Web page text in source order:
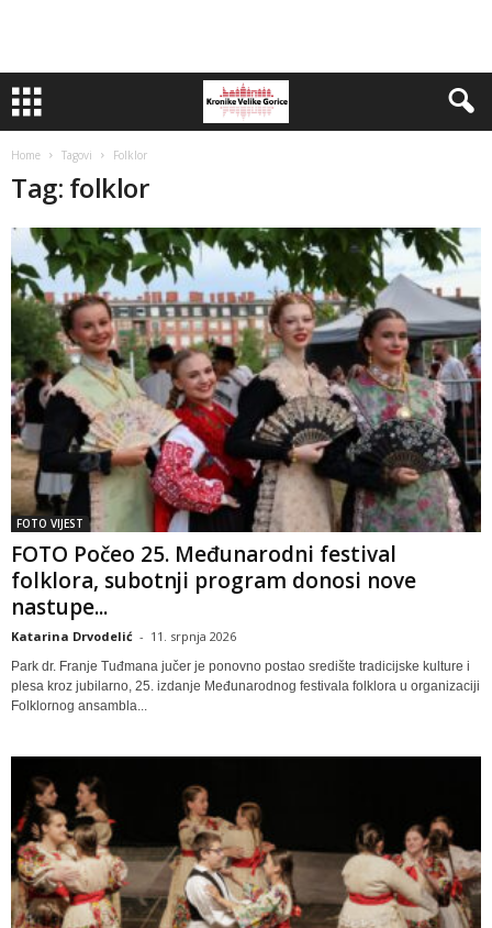
Home Tagovi Folklor
Tag: folklor
FOTO VIJEST
FOTO Počeo 25. Međunarodni festival
folklora, subotnji program donosi nove
nastupe...
Katarina Drvodelić - 11. srpnja 2026
Park dr. Franje Tuđmana jučer je ponovno postao središte tradicijske kulture i
plesa kroz jubilarno, 25. izdanje Međunarodnog festivala folklora u organizaciji
Folklornog ansambla...